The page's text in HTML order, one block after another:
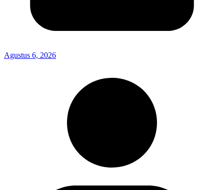
Agustus 6, 2026